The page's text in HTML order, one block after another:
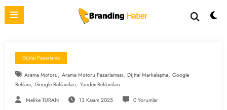
İçeriğe
Dijital Pazarlama
Arama Motoru, Arama Motoru Pazarlaması, Dijital Markalaşma, Google
Reklam, Google Reklamları, Yandex Reklamları
Melike TURAN 13 Kasım 2025 0 Yorumlar